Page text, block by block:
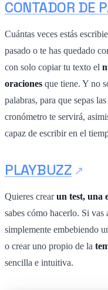
CONTADOR DE
Cuántas veces estás
pasado o te has quedado
con solo copiar tu texto el
oraciones que tiene. Y no
palabras, para que sepas
cronómetro te servirá,
capaz de escribir en el
PLAYBUZZ
Quieres crearun test, una
sabes cómo hacerlo. Si vas
simplemente embebiendo
o crear uno propio de la
sencilla e intuitiva.